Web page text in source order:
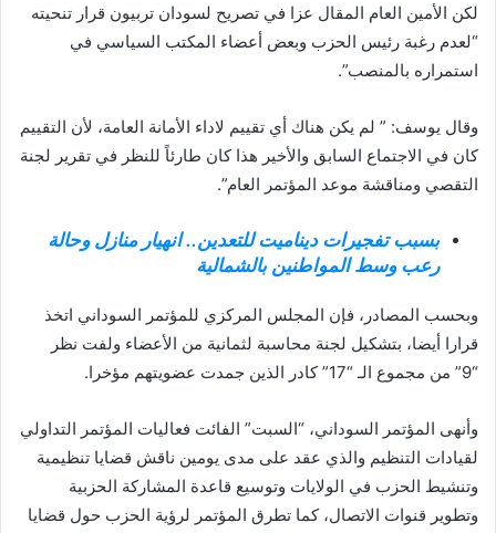
لكن الأمين العام المقال عزا في تصريح لسودان تربيون قرار تنحيته
“لعدم رغبة رئيس الحزب وبعض أعضاء المكتب السياسي في
استمراره بالمنصب”.
وقال يوسف: ” لم يكن هناك أي تقييم لاداء الأمانة العامة، لأن التقييم
كان في الاجتماع السابق والأخير هذا كان طارئاً للنظر في تقرير لجنة
التقصي ومناقشة موعد المؤتمر العام”.
بسبب تفجيرات ديناميت للتعدين.. انهيار منازل وحالة
رعب وسط المواطنين بالشمالية
وبحسب المصادر، فإن المجلس المركزي للمؤتمر السوداني اتخذ
قرارا أيضا، بتشكيل لجنة محاسبة لثمانية من الأعضاء ولفت نظر
“9” من مجموع الـ “17” كادر الذين جمدت عضويتهم مؤخرا.
وأنهى المؤتمر السوداني، “السبت” الفائت فعاليات المؤتمر التداولي
لقيادات التنظيم والذي عقد على مدى يومين ناقش قضايا تنظيمية
وتنشيط الحزب في الولايات وتوسيع قاعدة المشاركة الحزبية
وتطوير قنوات الاتصال، كما تطرق المؤتمر لرؤية الحزب حول قضايا